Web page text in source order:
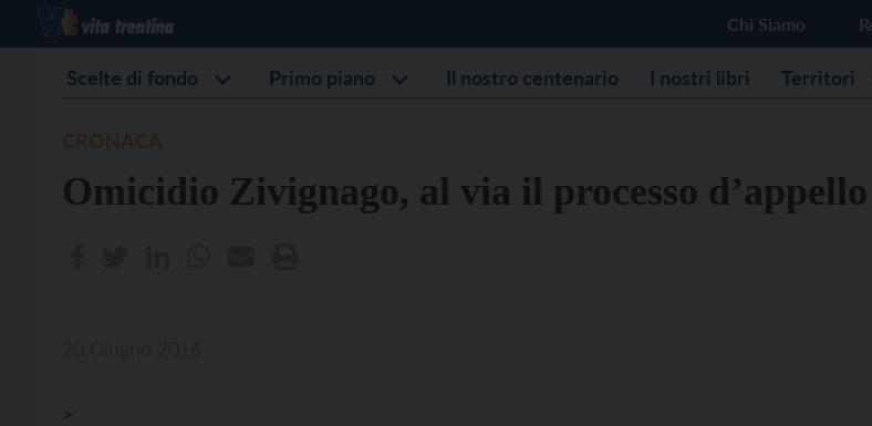
Chi Siamo
Scelte di fondo Primo piano Il nostro centenario I nostri libri Territori
Omicidio Zivignago, al via il processo d’appello
>